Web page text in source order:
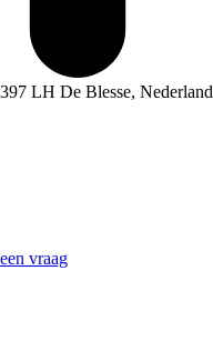
LH De Blesse, Nederland
vraag